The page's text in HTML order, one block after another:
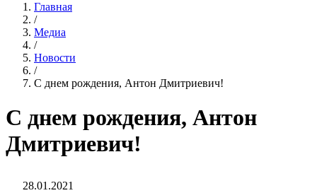
Главная
/
Медиа
/
Новости
/
С днем рождения, Антон Дмитриевич!
С днем рождения, Антон
Дмитриевич!
28.01.2021